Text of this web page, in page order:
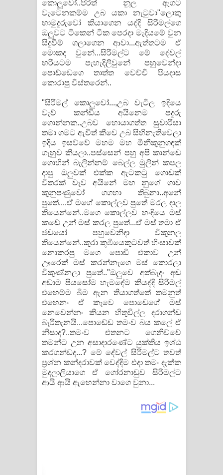
කොලුවෝ..පිරිත් නූල ඇගට
වැටෙනකම්ම උබ යකා නැටුවා"ලොකු
හාමුදුරුවෝ කියාගෙන යද්දි සිරිමල්ගෙ
ඔලුවට ටිකෙන් ටික පෙරදා මැදියමේ වුන
සිදුවීම් ගලාගෙන ආවා...ඇත්තටම ඒ
මොකද වුනේ...සිරිමල්ට මේ දේවල්
හරියටම පැහැදිලිවුනේ පහුවෙන්දා
පොඩ්ඩෙගෙ තාත්ත වෙච්චි පියදාස
කොරාපු විස්තරෙන්..
"සිරිමල් කොලුවෝ...,උබ වැටිල ඉදියෙ
වැව් කන්ඩිය අයිනෙම පදුරු
ගොන්නක..උබව හොයාගත්ත සුවාරිසා
තමා ගමට ඇවිත් කීවෙ උබ සිහිනැතිවෙලා
ඉදිය ඉසව්වේ මහම මහ මිනීකුනුගඳක්
ගැහුව කියලා..පස්සෙන් පහු අපි කාන්ඩෙ
ගොහින් බැලින්නම් බෙල්ල මුලින් කපල
දාපු ඔලුවක් එක්ක ඇටකටු ගොඩක්
විතරක් වැව අයිනේ මහ නුගේ ගාව
කුනුපණුවෝ ගගහා තිබුනා..අනේ
පුතේ....ඒ මගේ කොල්ලව පුතේ මරල දාල
තියෙන්නේ..මගෙ කොල්ලව හංඳියෙ මස්
කඩේ උන් මස් කරල පුතේ...ඒ මස් තමා ඒ
ජඩයෝ පහුවෙනිදා විකුනල
තියෙන්නේ..කුරා කූඹියෙකුටවත් හිංසාවක්
නොකරපු මගෙ පොඩි එකාව උන්
ඌරෙක් මස් කරන්නැගෙ මස් කොරලා
විකුණ්නලා පුතේ.."ඔලුවෙ අත්බැදං අඬ
අඬාම පියසෝම හැමදේම කියද්දි සිරිමල්
එහෙම්ම බිම ඇන තියාගත්තේ තමනුත්
එහෙනං ඒ කෑවෙ පොඩෙගේ මස්
නෙවෙන්නං කියන හිතුවිල්ල දරාගන්ඩ
බැරිතැනයි...පොඩ්‍ඩෙ තමංව බය කලේ ඒ
නිසාද?..තමංව එතනට ගෙනිච්චේ
තමන්ට උන අසාදාරණේට යුක්තිය ඉශ්ඨ
කරගන්ඩද...? මේ දේවල් සිරිමල්ට තවත්
ප්‍රශ්න කන්දරාවක් වෙද්දිම එදා තමං දැක්ක
මුදලාලියාගෙ ඒ ගෝරනාඩුව සිරිමල්ට
ආයි ආයි ඇහෙන්නා වාගෙ වුනා...